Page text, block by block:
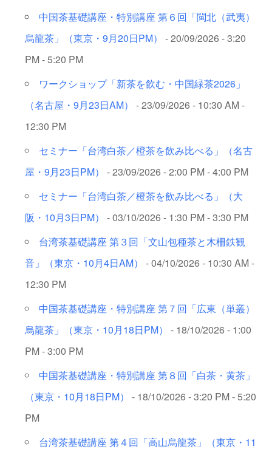
中国茶基礎講座・特別講座 第６回「閩北（武夷）
烏龍茶」（東京・9月20日PM）
- 20/09/2026 - 3:20
PM - 5:20 PM
ワークショップ「新茶を飲む・中国緑茶2026」
（名古屋・9月23日AM）
- 23/09/2026 - 10:30 AM -
12:30 PM
セミナー「台湾白茶／橙茶を飲み比べる」（名古
屋・9月23日PM）
- 23/09/2026 - 2:00 PM - 4:00 PM
セミナー「台湾白茶／橙茶を飲み比べる」（大
阪・10月3日PM）
- 03/10/2026 - 1:30 PM - 3:30 PM
台湾茶基礎講座 第３回「文山包種茶と木柵鉄観
音」（東京・10月4日AM）
- 04/10/2026 - 10:30 AM -
12:30 PM
中国茶基礎講座・特別講座 第７回「広東（単叢）
烏龍茶」（東京・10月18日PM）
- 18/10/2026 - 1:00
PM - 3:00 PM
中国茶基礎講座・特別講座 第８回「白茶・黄茶」
（東京・10月18日PM）
- 18/10/2026 - 3:20 PM - 5:20
PM
台湾茶基礎講座 第４回「高山烏龍茶」（東京・11